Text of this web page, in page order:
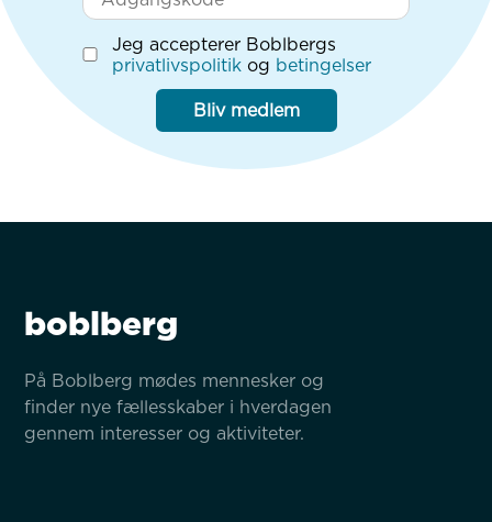
Jeg accepterer Boblbergs
privatlivspolitik og betingelser
Bliv medlem
boblberg
På Boblberg mødes mennesker og
finder nye fællesskaber i hverdagen
gennem interesser og aktiviteter.